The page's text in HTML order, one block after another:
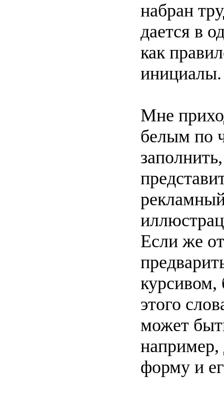
набран
дается в
как
инициалы.
Мне
белым по
Если же
курсивом,
этого
может
форму и